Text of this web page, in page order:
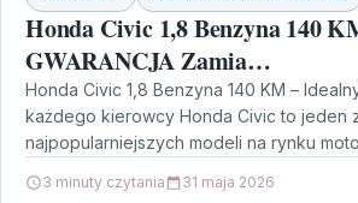
Honda Civic 1,8 Benzyna 140
GWARANCJA Zamia…
Honda Civic 1,8 Benzyna 140 KM –
każdego kierowcy Honda Civic to jeden
najpopularniejszych modeli na rynku
3 minuty czytania 31 maja 2026